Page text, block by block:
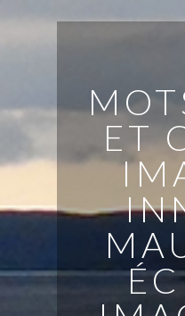
ET